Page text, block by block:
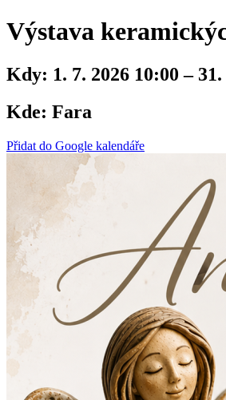
Výstava
Kdy: 1. 7. 2026 10:00 –
Kde: Fara
Přidat do Google kalendáře